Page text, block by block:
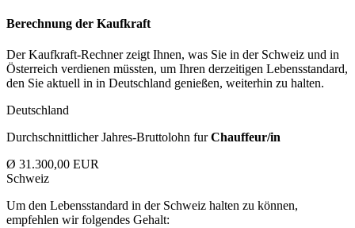
Berechnung der Kaufkraft
Der Kaufkraft-Rechner zeigt Ihnen, was Sie in der Schweiz und in
Österreich verdienen müssten, um Ihren derzeitigen Lebensstandard,
den Sie aktuell in in Deutschland genießen, weiterhin zu halten.
Deutschland
Durchschnittlicher Jahres-Bruttolohn furChauffeur/in
Ø 31.300,00 EUR
Schweiz
Um den Lebensstandard in der Schweiz halten zu können,
empfehlen wir folgendes Gehalt: